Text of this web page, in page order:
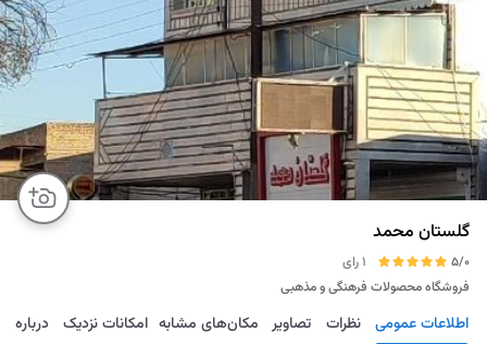
گلستان محمد
5/0
1 رای
فروشگاه محصولات فرهنگی و مذهبی
مسیریابی ذخیره ارسال اطلاعات عمومی نظرات تصاویر مکان‌های مشابه امکانات نزدیک درباره